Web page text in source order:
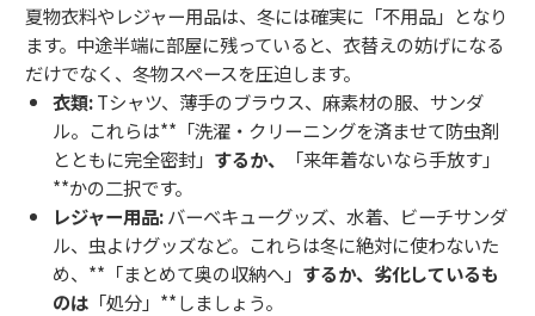
夏物衣料やレジャー用品は、冬には確実に「不用品」となり
ます。中途半端に部屋に残っていると、衣替えの妨げになる
だけでなく、冬物スペースを圧迫します。
衣類:Tシャツ、薄手のブラウス、麻素材の服、サンダ
ル。これらは**「洗濯・クリーニングを済ませて防虫剤
とともに完全密封」 するか、
「来年着ないなら手放す」
**かの二択です。
レジャー用品:バーベキューグッズ、水着、ビーチサンダ
ル、虫よけグッズなど。これらは冬に絶対に使わないた
め、**「まとめて奥の収納へ」 するか、劣化しているも
のは 「処分」**しましょう。